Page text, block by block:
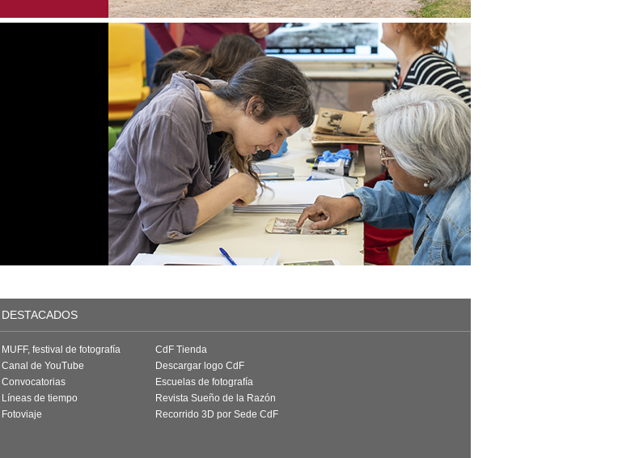
DESTACADOS
MUFF, festival de fotografía
Canal de YouTube
Convocatorias
Líneas de tiempo
Fotoviaje
CdF Tienda
Descargar logo CdF
Escuelas de fotografía
Revista Sueño de la Razón
Recorrido 3D por Sede CdF